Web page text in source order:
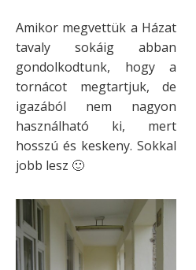
Amikor megvettük a Házat
tavaly sokáig abban
gondolkodtunk, hogy a
tornácot megtartjuk, de
igazából nem nagyon
használható ki, mert
hosszú és keskeny. Sokkal
jobb lesz 🙂